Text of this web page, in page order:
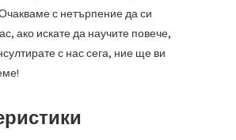
с нетърпение да си
ако искате да научите повече,
с нас сега, ние ще ви